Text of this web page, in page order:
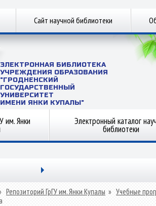
Сайт научной библиотеки
ЭЛЕКТРОННАЯ БИБЛИОТЕКА
УЧРЕЖДЕНИЯ ОБРАЗОВАНИЯ
"ГРОДНЕНСКИЙ
ГОСУДАРСТВЕННЫЙ
УНИВЕРСИТЕТ
ИМЕНИ ЯНКИ КУПАЛЫ"
им. Янки Электронный каталог
библиотеки
Репозиторий ГрГУ им. Янки Купалы » Учебные